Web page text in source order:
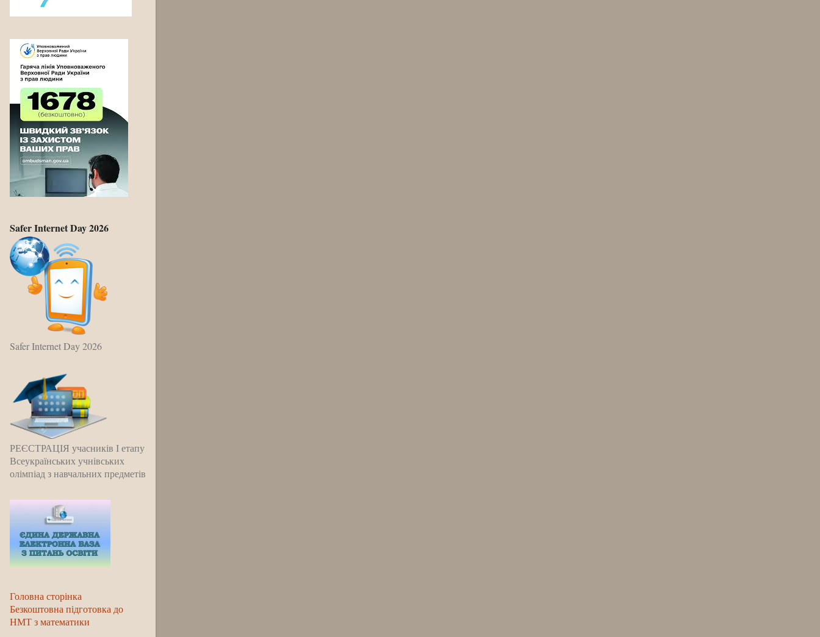
Safer Internet Day 2026
Safer Internet Day 2026
РЕЄСТРАЦІЯ учасників І етапу
Всеукраїнських учнівських
олімпіад з навчальних предметів
Головна сторінка
Безкоштовна підготовка до
НМТ з математики